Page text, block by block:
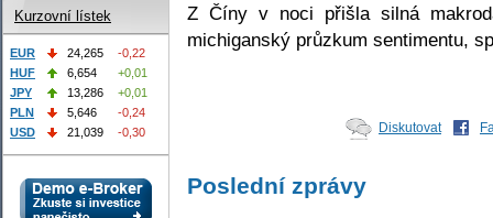
Z Číny v noci přišla silná
michiganský průzkum sentimentu,
Diskutovat
Poslední zprávy
Kurzovní lístek
EUR 24,265
-0,22
HUF
6,654
+0,01
JPY
13,286
+0,01
PLN
5,646
-0,24
USD
21,039 -0,30